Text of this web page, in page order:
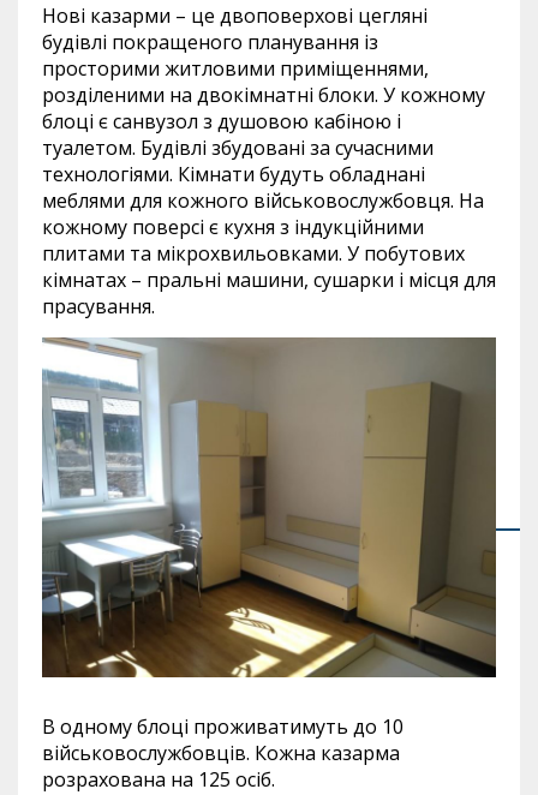
Нові казарми – це двоповерхові цегляні
будівлі покращеного планування із
просторими житловими приміщеннями,
розділеними на двокімнатні блоки. У кожному
блоці є санвузол з душовою кабіною і
туалетом. Будівлі збудовані за сучасними
технологіями. Кімнати будуть обладнані
меблями для кожного військовослужбовця. На
кожному поверсі є кухня з індукційними
плитами та мікрохвильовками. У побутових
кімнатах – пральні машини, сушарки і місця для
прасування.
В одному блоці проживатимуть до 10
військовослужбовців. Кожна казарма
розрахована на 125 осіб.